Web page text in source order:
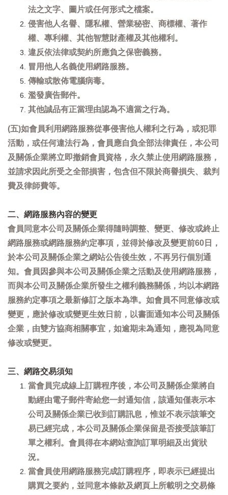
法之文字、圖片或任何形式之檔案。
侵害他人名譽、隱私權、營業秘密、商標權、著作
權、專利權、其他智慧財產權及其他權利。
違反依法律或契約所應負之保密義務。
冒用他人名義使用網路服務。
傳輸或散佈電腦病毒。
濫發廣告郵件。
其他誠品有正當理由認為不適當之行為。
(五)如會員利用網路服務從事侵害他人權利之行為，或犯罪
活動，或任何違法行為，會員應自負全部法律責任，本公司
及關係企業將立即撤銷會員資格，永久禁止使用網路服務，
並請求因此所受之全部損害，包含但不限於商譽損失、裁判
費及律師費等。
二、網路服務內容的變更
會員同意本公司及關係企業得隨時調整、變更、修改或終止
網路服務或網路服務約定事項，並得於修改及變更前60日，
於本公司及關係企業之網站公告後生效，不再另行個別通
知。會員因參與本公司及關係企業之活動及使用網路服務，
而與本公司及關係企業所發生之權利義務關係，均以本網路
服務約定事項之最新修訂之版本為準。如會員不同意修改或
變更，應於修改或變更生效日前，以書面通知本公司及關係
企業，由雙方協商相關事宜，如逾期未為通知，應視為同意
修改或變更。
三、網路交易須知
當會員完成線上訂購程序後，本公司及關係企業將自
動經由電子郵件寄給您一封通知信，該通知僅表示本
公司及關係企業已收到訂購訊息，惟並不表示該筆交
易已經完成，本公司及關係企業保留是否接受該筆訂
單之權利。會員得在本網站查詢訂單明細及出貨狀
況。
當會員使用網路服務完成訂購程序，即表示已經提出
購買之要約，並同意本條款及網頁上所載明之交易條